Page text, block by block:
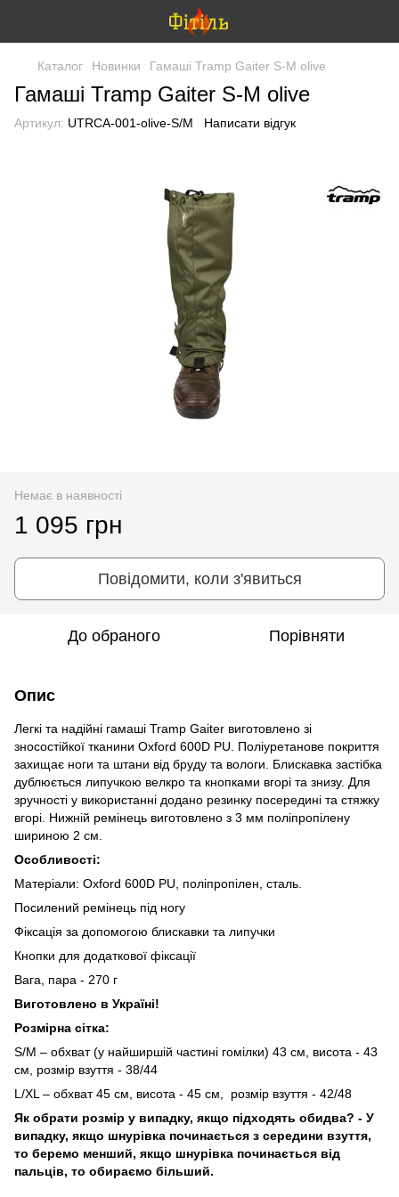
Каталог Новинки Гамаші Tramp Gaiter S-M olive
Гамаші Tramp Gaiter S-M olive
Артикул: UTRCA-001-olive-S/M Написати відгук
Немає в наявності
1 095 грн
Повідомити, коли з'явиться
До обраного Порівняти
Опис
Легкі та надійні гамаші Tramp Gaiter виготовлено зі
зносостійкої тканини Oxford 600D PU. Поліуретанове покриття
захищає ноги та штани від бруду та вологи. Блискавка застібка
дублюється липучкою велкро та кнопками вгорі та знизу. Для
зручності у використанні додано резинку посередині та стяжку
вгорі. Нижній ремінець виготовлено з 3 мм поліпропілену
шириною 2 см.
Особливості:
Матеріали: Oxford 600D PU, поліпропілен, сталь.
Посилений ремінець під ногу
Фіксація за допомогою блискавки та липучки
Кнопки для додаткової фіксації
Вага, пара - 270 г
Виготовлено в Україні!
Розмірна сітка:
S/M – обхват (у найширшій частині гомілки) 43 см, висота - 43
см, розмір взуття - 38/44
L/XL – обхват 45 см, висота - 45 см, розмір взуття - 42/48
Як обрати розмір у випадку, якщо підходять обидва? - У
випадку, якщо шнурівка починається з середини взуття,
то беремо менший, якщо шнурівка починається від
пальців, то обираємо більший.